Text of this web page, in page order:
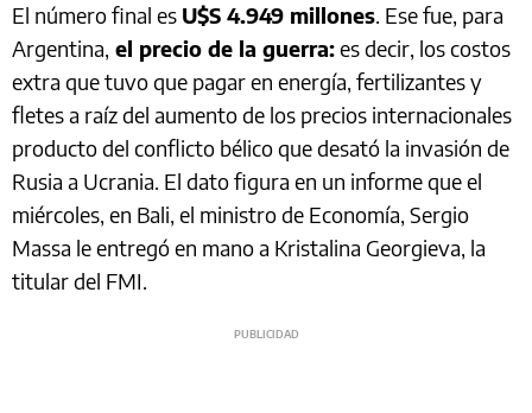
El número final es U$S 4.949 millones. Ese fue, para
Argentina, el precio de la guerra:es decir, los costos
extra que tuvo que pagar en energía, fertilizantes y
fletes a raíz del aumento de los precios internacionales
producto del conflicto bélico que desató la invasión de
Rusia a Ucrania. El dato figura en un informe que el
miércoles, en Bali, el ministro de Economía, Sergio
Massa le entregó en mano a Kristalina Georgieva, la
titular del FMI.